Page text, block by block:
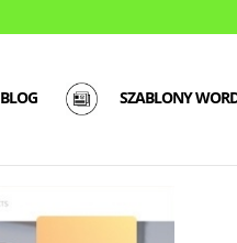
BLOG SZABLONY